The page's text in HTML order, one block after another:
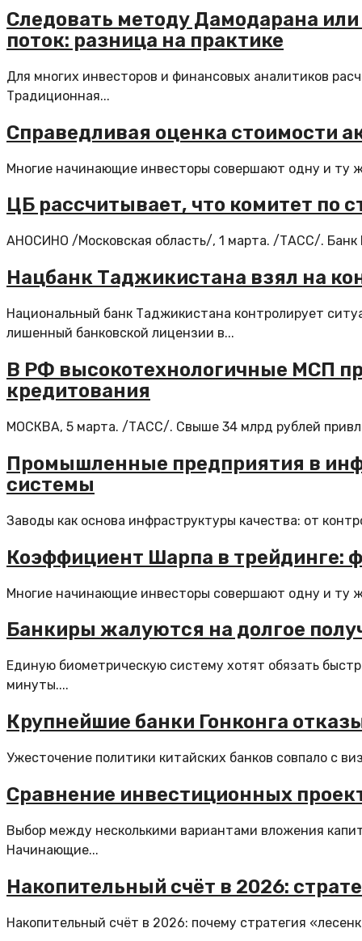
Следовать методу Дамодарана
поток: разница на практике
Для многих инвесторов и финансовых аналитиков
Традиционная...
Справедливая оценка стоимости
Многие начинающие инвесторы совершают одну и ту
ЦБ рассчитывает, что комитет по
АНОСИНО /Московская область/, 1 марта. /ТАСС/. Банк
Нацбанк Таджикистана взял на
Национальный банк Таджикистана контролирует
лишенный банковской лицензии в...
В РФ высокотехнологичные МСП
кредитования
МОСКВА, 5 марта. /ТАСС/. Свыше 34 млрд рублей
Промышленные предприятия в
системы
Заводы как основа инфраструктуры качества: от
Коэффициент Шарпа в трейдинге:
Многие начинающие инвесторы совершают одну и ту
Банкиры жалуются на долгое
Единую биометрическую систему хотят обязать
минуты....
Крупнейшие банки Гонконга
Ужесточение политики китайских банков совпало с
Сравнение инвестиционных
Выбор между несколькими вариантами вложения
Начинающие...
Накопительный счёт в 2026:
Накопительный счёт в 2026: почему стратегия